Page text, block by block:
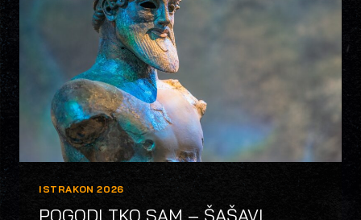
ISTRAKON 2026
POGODI TKO SAM – ŠAŠAVI